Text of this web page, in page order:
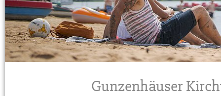
Gunzenhäuser